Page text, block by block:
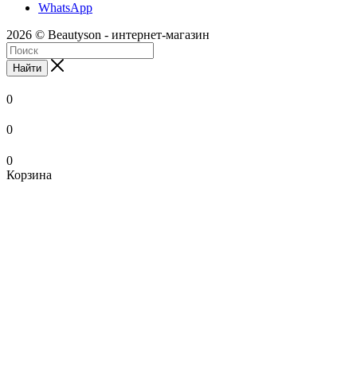
WhatsApp
2026 © Beautyson - интернет-магазин
Найти
0
0
0
Корзина